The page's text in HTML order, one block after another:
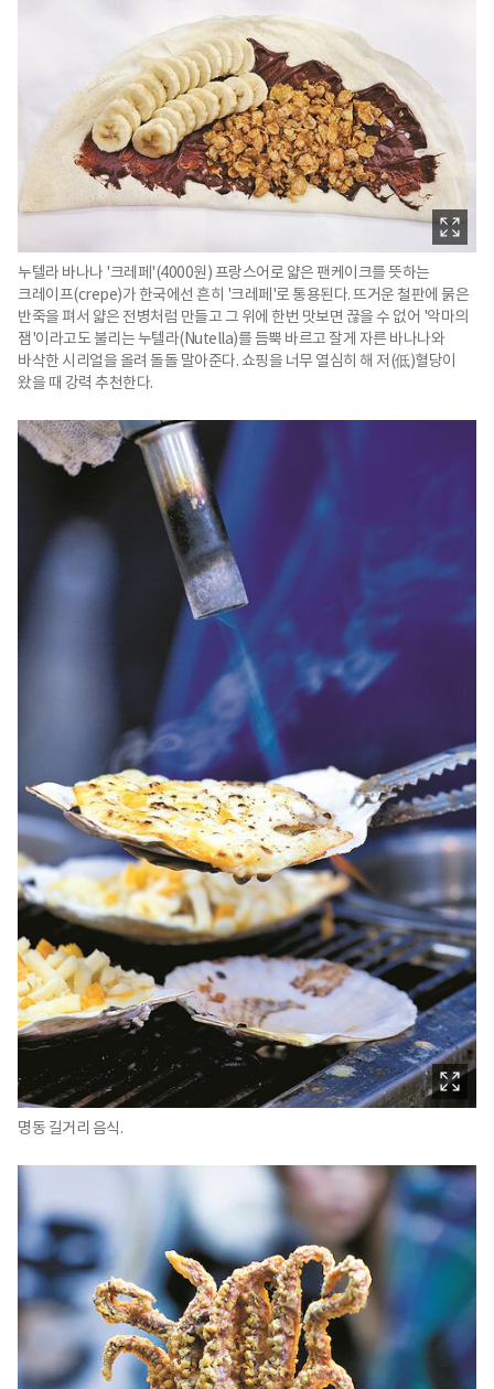
누텔라 바나나 '크레페'(4000원) 프랑스어로 얇은 팬케이크를 뜻하는
크레이프(crepe)가 한국에선 흔히 '크레페'로 통용된다. 뜨거운 철판에 묽은
반죽을 펴서 얇은 전병처럼 만들고 그 위에 한번 맛보면 끊을 수 없어 '악마의
잼'이라고도 불리는 누텔라(Nutella)를 듬뿍 바르고 잘게 자른 바나나와
바삭한 시리얼을 올려 돌돌 말아준다. 쇼핑을 너무 열심히 해 저(低)혈당이
왔을 때 강력 추천한다.
명동 길거리 음식.